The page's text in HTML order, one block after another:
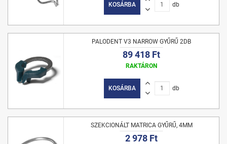
KOSÁRBA db
PALODENT V3 NARROW GYŰRŰ 2DB
89 418 Ft
RAKTÁRON
KOSÁRBA db
SZEKCIONÁLT MATRICA GYŰRŰ, 4MM
2 978 Ft